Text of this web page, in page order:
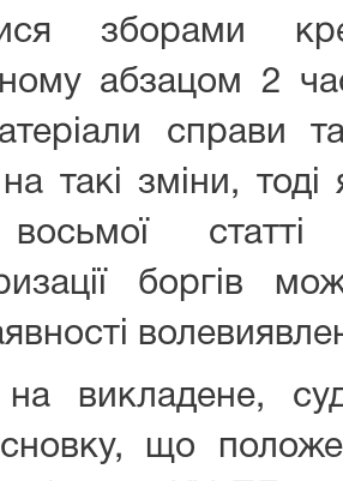
зборами
абзацом 2
справи
такі зміни,
восьмої
боргів
викладене, суд
що